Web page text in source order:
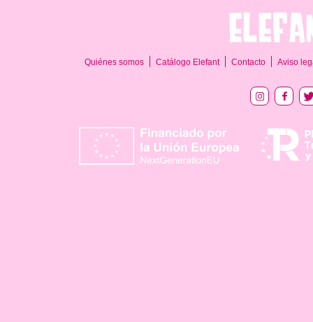
Quiénes somos Catálogo Elefant Contacto Aviso